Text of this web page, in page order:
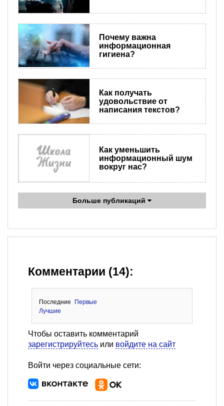
Почему важна
информационная
гигиена?
Как получать
удовольствие от
написания текстов?
Как уменьшить
информационный шум
вокруг нас?
Больше публикаций
Комментарии (14):
Последние
Первые
Лучшие
Чтобы оставить комментарий
зарегистрируйтесь или войдите на сайт
Войти через социальные сети: